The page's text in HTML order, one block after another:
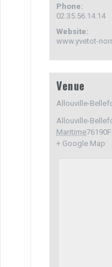
Phone:
02.35.56.14.14
Website:
www.yvetot-
Venue
Allouville-
Allouville-
Maritime76190
+ Google Map